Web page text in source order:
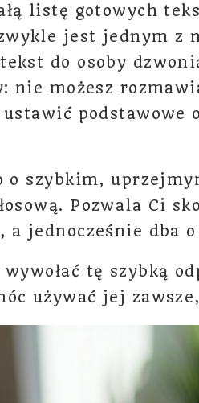
listę gotowych
jest jednym z
do osoby
nie możesz
podstawowe
szybkim,
Pozwala Ci
jednocześnie dba
tę szybką
używać jej